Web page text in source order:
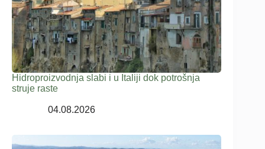
Hidroproizvodnja slabi i u Italiji dok potrošnja
struje raste
04.08.2026